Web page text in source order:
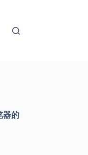
器的